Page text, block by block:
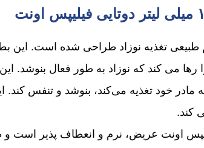
طبیعی تغذیه نوزاد طراحی شده است. این
می کند که نوزاد به طور فعال بنوشد.
مادر خود تغذیه می‌کند، بنوشد و تنفس کند.
کند.
اونت عریض، نرم و انعطاف پذیر